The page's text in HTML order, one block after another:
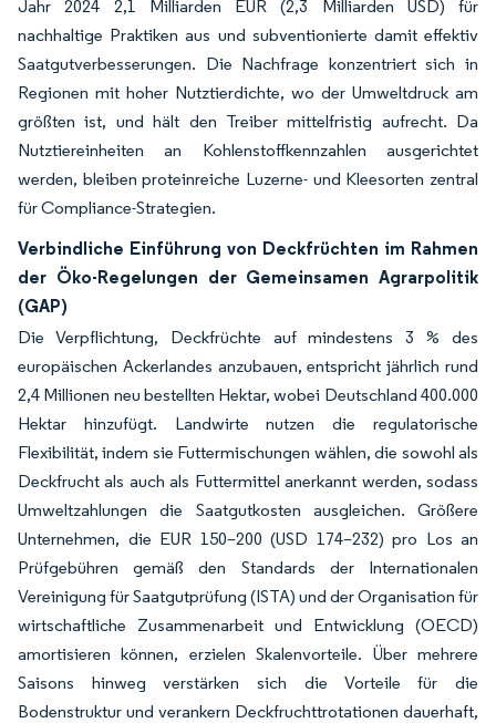
Jahr 2024 2,1 Milliarden EUR (2,3 Milliarden USD) für
nachhaltige Praktiken aus und subventionierte damit effektiv
Saatgutverbesserungen. Die Nachfrage konzentriert sich in
Regionen mit hoher Nutztierdichte, wo der Umweltdruck am
größten ist, und hält den Treiber mittelfristig aufrecht. Da
Nutztiereinheiten an Kohlenstoffkennzahlen ausgerichtet
werden, bleiben proteinreiche Luzerne- und Kleesorten zentral
für Compliance-Strategien.
Verbindliche Einführung von Deckfrüchten im Rahmen
der Öko-Regelungen der Gemeinsamen Agrarpolitik
(GAP)
Die Verpflichtung, Deckfrüchte auf mindestens 3 % des
europäischen Ackerlandes anzubauen, entspricht jährlich rund
2,4 Millionen neu bestellten Hektar, wobei Deutschland 400.000
Hektar hinzufügt. Landwirte nutzen die regulatorische
Flexibilität, indem sie Futtermischungen wählen, die sowohl als
Deckfrucht als auch als Futtermittel anerkannt werden, sodass
Umweltzahlungen die Saatgutkosten ausgleichen. Größere
Unternehmen, die EUR 150–200 (USD 174–232) pro Los an
Prüfgebühren gemäß den Standards der Internationalen
Vereinigung für Saatgutprüfung (ISTA) und der Organisation für
wirtschaftliche Zusammenarbeit und Entwicklung (OECD)
amortisieren können, erzielen Skalenvorteile. Über mehrere
Saisons hinweg verstärken sich die Vorteile für die
Bodenstruktur und verankern Deckfruchttrotationen dauerhaft,